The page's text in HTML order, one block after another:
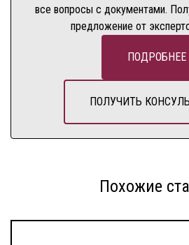
все вопросы с документами.
предложение от
ПОДРОБНЕЕ
ПОЛУЧИТЬ
Похожие